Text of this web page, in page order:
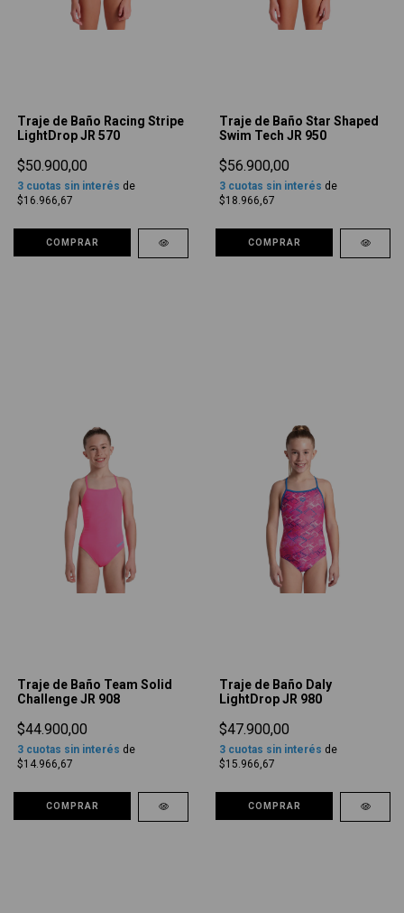
Traje de Baño Racing Stripe
LightDrop JR 570
$50.900,00
3 cuotas sin interés de
$16.966,67
COMPRAR
Traje de Baño Star Shaped
Swim Tech JR 950
$56.900,00
3 cuotas sin interés de
$18.966,67
COMPRAR
Traje de Baño Team Solid
Challenge JR 908
$44.900,00
3 cuotas sin interés de
$14.966,67
COMPRAR
Traje de Baño Daly
LightDrop JR 980
$47.900,00
3 cuotas sin interés de
$15.966,67
COMPRAR